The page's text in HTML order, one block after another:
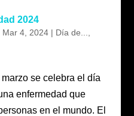
2024
Mar 4, 2024| Día de...
se celebra el día
enfermedad que
en el mundo. El